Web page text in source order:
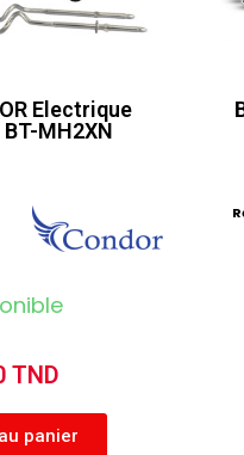
Electrique
MH2XN
TND
panier